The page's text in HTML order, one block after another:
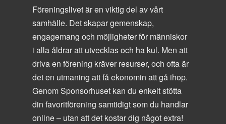
Föreningslivet är en viktig del av vårt
samhälle. Det skapar gemenskap,
engagemang och möjligheter för människor
i alla åldrar att utvecklas och ha kul. Men att
driva en förening kräver resurser, och ofta är
det en utmaning att få ekonomin att gå ihop.
Genom Sponsorhuset kan du enkelt stötta
din favoritförening samtidigt som du handlar
online – utan att det kostar dig något extra!